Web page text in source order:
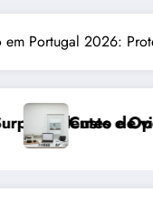
Portugal 2026:
2026: